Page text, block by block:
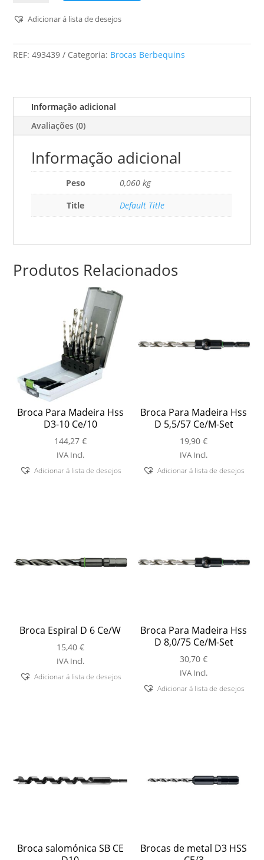
Para
Hss
D
Adicionar á lista de desejos
REF:493439 Categoria: Brocas Berbequins
Informação adicional
Avaliações (0)
Informação adicional
Peso
0,060 kg
Title
Default Title
Produtos Relacionados
Broca Para Madeira Hss
D3-10 Ce/10
144,27 €
IVA Incl.
Adicionar á lista de desejos
Broca Para Madeira Hss
D 5,5/57 Ce/M-Set
19,90€
IVA Incl.
Adicionar á lista de desejos
Broca Espiral D 6 Ce/W
15,40 €
IVA Incl.
Adicionar á lista de desejos
Broca Para Madeira Hss
D 8,0/75 Ce/M-Set
30,70€
IVA Incl.
Adicionar á lista de desejos
Broca salomónica SB CE
Brocas de metal D3 HSS